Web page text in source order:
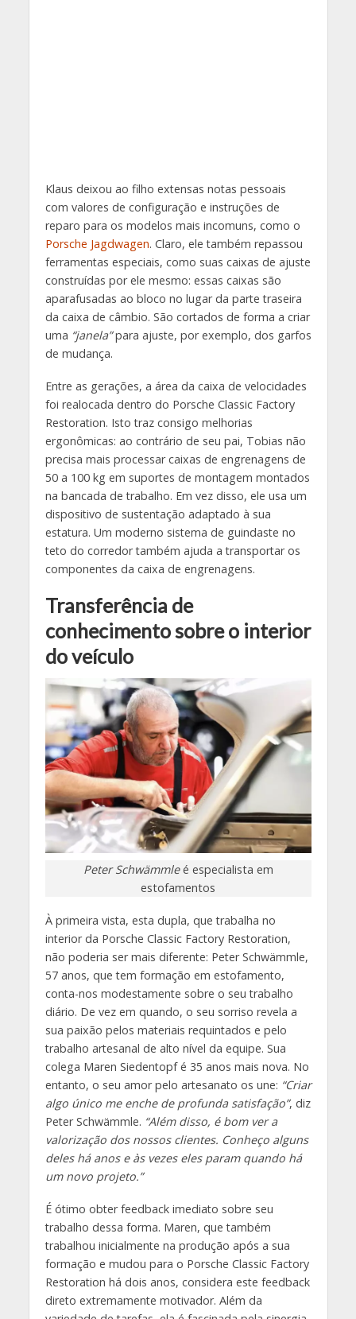
Klaus deixou ao filho extensas notas pessoais
com valores de configuração e instruções de
reparo para os modelos mais incomuns, como o
Porsche Jagdwagen. Claro, ele também repassou
ferramentas especiais, como suas caixas de ajuste
construídas por ele mesmo: essas caixas são
aparafusadas ao bloco no lugar da parte traseira
da caixa de câmbio. São cortados de forma a criar
uma “janela”para ajuste, por exemplo, dos garfos
de mudança.
Entre as gerações, a área da caixa de velocidades
foi realocada dentro do Porsche Classic Factory
Restoration. Isto traz consigo melhorias
ergonômicas: ao contrário de seu pai, Tobias não
precisa mais processar caixas de engrenagens de
50 a 100 kg em suportes de montagem montados
na bancada de trabalho. Em vez disso, ele usa um
dispositivo de sustentação adaptado à sua
estatura. Um moderno sistema de guindaste no
teto do corredor também ajuda a transportar os
componentes da caixa de engrenagens.
Transferência de
conhecimento sobre o interior
do veículo
Peter Schwämmleé especialista em
estofamentos
À primeira vista, esta dupla, que trabalha no
interior da Porsche Classic Factory Restoration,
não poderia ser mais diferente: Peter Schwämmle,
57 anos, que tem formação em estofamento,
conta-nos modestamente sobre o seu trabalho
diário. De vez em quando, o seu sorriso revela a
sua paixão pelos materiais requintados e pelo
trabalho artesanal de alto nível da equipe. Sua
colega Maren Siedentopf é 35 anos mais nova. No
entanto, o seu amor pelo artesanato os une: “Criar
algo único me enche de profunda satisfação”, diz
Peter Schwämmle. “Além disso, é bom ver a
valorização dos nossos clientes. Conheço alguns
deles há anos e às vezes eles param quando há
um novo projeto.”
É ótimo obter feedback imediato sobre seu
trabalho dessa forma. Maren, que também
trabalhou inicialmente na produção após a sua
formação e mudou para o Porsche Classic Factory
Restoration há dois anos, considera este feedback
direto extremamente motivador. Além da